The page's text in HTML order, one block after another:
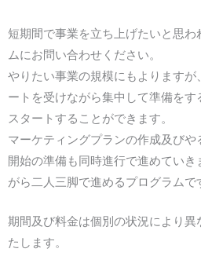
短期間で事業を立ち上げたいと思
ムにお問い合わせください。
やりたい事業の規模にもよります
ートを受けながら集中して準備を
スタートすることができます。
マーケティングプランの作成及び
開始の準備も同時進行で進めてい
がら二人三脚で進めるプログラムで
期間及び料金は個別の状況により
たします。